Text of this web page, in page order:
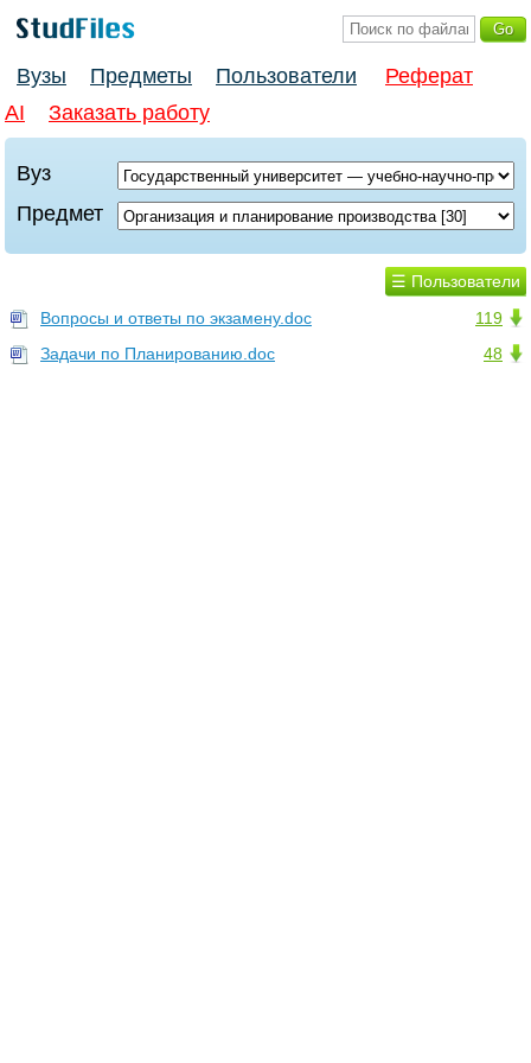
Вузы Предметы Пользователи
Реферат
AI
Заказать работу
Вуз
Предмет
☰ Пользователи
119
Вопросы и ответы по экзамену.doc
48
Задачи по Планированию.doc